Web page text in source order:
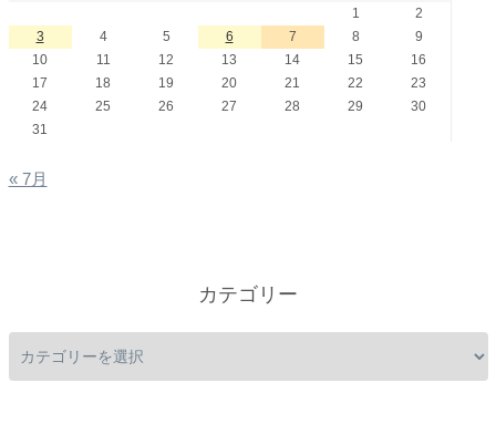
1
2
3
4 5 6 7 8
9
10
11 12 13 14 15
16
17
18 19 20 21 22
23
24
25 26 27 28 29
30
31
« 7月
カテゴリー